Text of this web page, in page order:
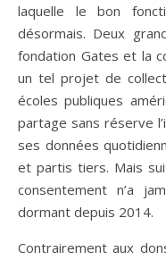
laquelle le bon
désormais. Deux
fondation Gates et la
un tel projet de
écoles publiques
partage sans réserve
ses données
et partis tiers. Mais
consentement n’a
dormant depuis 2014.
Contrairement aux